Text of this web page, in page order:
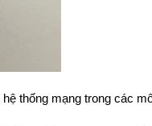
thống mạng trong các